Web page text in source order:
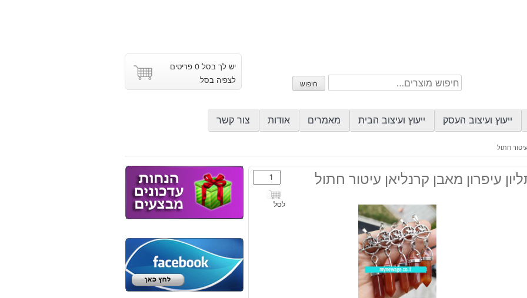
חיפוש
עבור:
חיפוש
יש לך בסל 0 פריטים
לצפיה בסל
ייעוץ ועיצוב העסק ייעוץ ועיצוב הבית מאמרים אודות צור קשר
חתול
עיפרון מאבן קרנליאן עיטור חתול
כמות
של
תליון
לסל